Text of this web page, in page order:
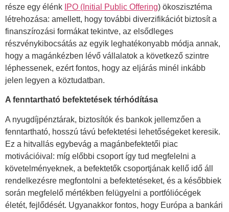
része egy élénk IPO (Initial Public Offering) ökoszisztéma
létrehozása: amellett, hogy további diverzifikációt biztosít a
finanszírozási formákat tekintve, az elsődleges
részvénykibocsátás az egyik leghatékonyabb módja annak,
hogy a magánkézben lévő vállalatok a következő szintre
léphessenek, ezért fontos, hogy az eljárás minél inkább
jelen legyen a köztudatban.
A fenntartható befektetések térhódítása
A nyugdíjpénztárak, biztosítók és bankok jellemzően a
fenntartható, hosszú távú befektetési lehetőségeket keresik.
Ez a hitvallás egybevág a magánbefektetői piac
motivációival: míg előbbi csoport így tud megfelelni a
követelményeknek, a befektetők csoportjának kellő idő áll
rendelkezésre megfontolni a befektetéseket, és a későbbiek
során megfelelő mértékben felügyelni a portfóliócégek
életét, fejlődését. Ugyanakkor fontos, hogy Európa a bankári